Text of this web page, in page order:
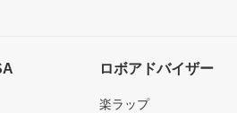
ロボアドバイザー
楽ラップ